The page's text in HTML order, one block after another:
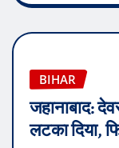
BIHAR
जहानाबाद:
लटका दिया,